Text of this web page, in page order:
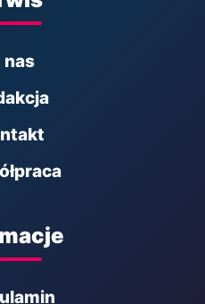
nas